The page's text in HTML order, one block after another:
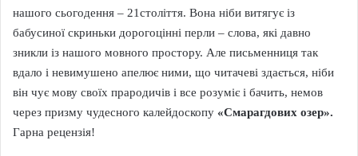
нашого сьогодення – 21століття. Вона ніби витягує із
бабусиної скриньки дорогоцінні перли – слова, які давно
зникли із нашого мовного простору. Але письменниця так
вдало і невимушено апелює ними, що читачеві здається, ніби
він чує мову своїх прародичів і все розуміє і бачить, немов
через призму чудесного калейдоскопу «Смарагдових озер».
Гарна рецензія!